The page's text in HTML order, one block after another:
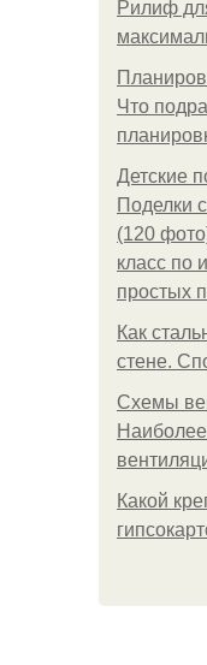
Рилиф
Что
Детские
Поделки
(120
класс по
простых
Как
стене.
Схемы
Какой